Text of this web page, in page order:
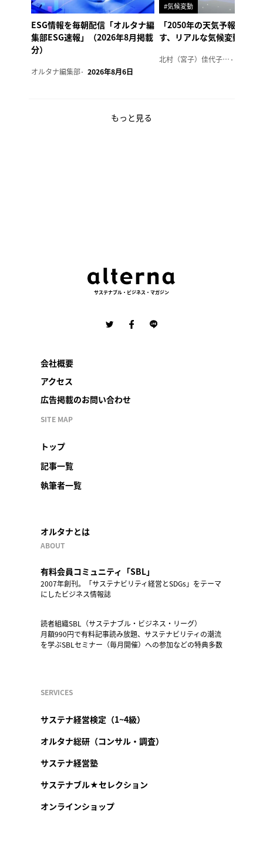
ESG情報を毎朝配信「オルタナ編
集部ESG速報」（2026年8月掲載
分）
オルタナ編集部 2026年8月6日
#気候変動
「2050年の天気予報 Ver.2
す、リアルな気候変動の影
北村（宮子）佳代子（オルタナ輪番編集長）
もっと見る
サステナブル・ビジネス・マガジン
会社概要
アクセス
広告掲載のお問い合わせ
SITE MAP
トップ
記事一覧
執筆者一覧
オルタナとは
ABOUT
有料会員コミュニティ「SBL」
2007年創刊。「サステナビリティ経営とSDGs」をテーマ
にしたビジネス情報誌
読者組織SBL（サステナブル・ビジネス・リーグ）
月額990円で有料記事読み放題、サステナビリティの潮流
を学ぶSBLセミナー（毎月開催）への参加などの特典多数
SERVICES
サステナ経営検定（1~4級）
オルタナ総研（コンサル・調査）
サステナ経営塾
サステナブル★セレクション
オンラインショップ